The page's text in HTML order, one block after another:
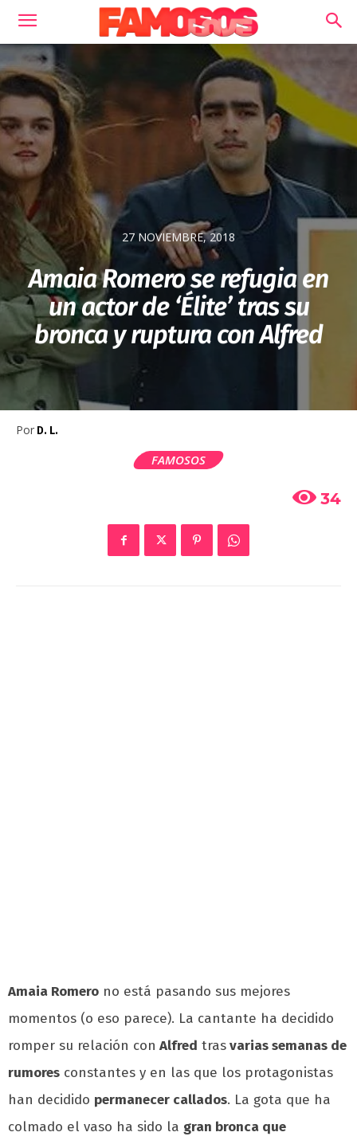
27 NOVIEMBRE, 2018
Amaia Romero se refugia en
un actor de ‘Élite’ tras su
bronca y ruptura con Alfred
Por D. L.
FAMOSOS
34
Amaia Romero no está pasando sus mejores
momentos (o eso parece). La cantante ha decidido
romper su relación con Alfred trasvarias semanas de
rumores constantes y en las que los protagonistas
han decidido permanecer callados. La gota que ha
colmado el vaso ha sido la gran bronca que